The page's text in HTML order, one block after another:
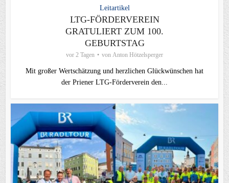
Leitartikel
LTG-FÖRDERVEREIN
GRATULIERT ZUM 100.
GEBURTSTAG
vor 2 Tagen von Anton Hötzelsperger
Mit großer Wertschätzung und herzlichen Glückwünschen hat
der Priener LTG‑Förderverein den...